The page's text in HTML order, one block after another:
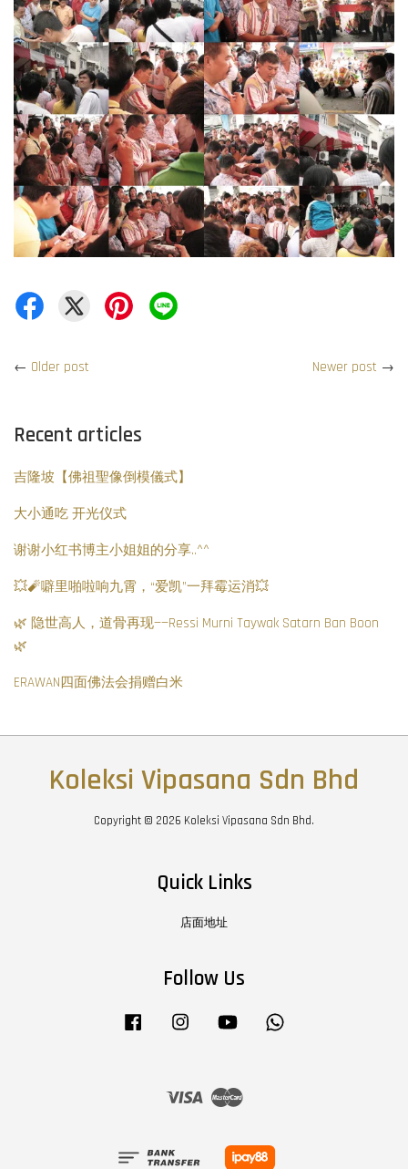
← Older post Newer post →
Recent articles
吉隆坡【佛祖聖像倒模儀式】
大小通吃 开光仪式
谢谢小红书博主小姐姐的分享..^^
💥🧨噼里啪啦响九霄，“爱凯”一拜霉运消💥
🌿 隐世高人，道骨再现——Ressi Murni Taywak Satarn Ban Boon
🌿
ERAWAN四面佛法会捐赠白米
Koleksi Vipasana Sdn Bhd
Copyright © 2026 Koleksi Vipasana Sdn Bhd.
Quick Links
店面地址
Follow Us
Facebook Instagram YouTube
Visa Master